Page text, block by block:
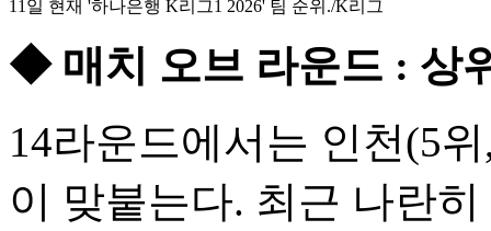
11일 현재 '하나은행 K리그1 2026' 팀 순위./K리그
◆ 매치 오브 라운드 : 상
14라운드에서는 인천(5
이 맞붙는다. 최근 나란